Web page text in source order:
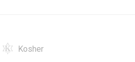
Kosher